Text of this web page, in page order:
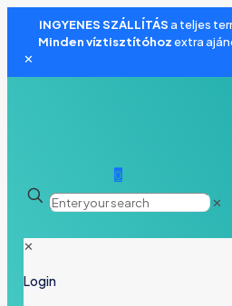
INGYENES SZÁLLÍTÁSa teljes
Minden víztisztítóhozextra
✕
0
✕
✕
Login